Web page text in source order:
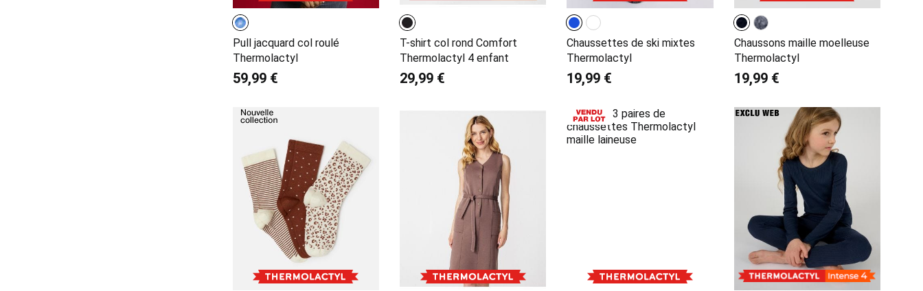
Pull jacquard col roulé
Thermolactyl
59,99 €
T-shirt col rond Comfort
Thermolactyl 4 enfant
29,99 €
Chaussettes de ski mixtes
Thermolactyl
19,99 €
Chaussons maille moelleuse
Thermolactyl
19,99 €